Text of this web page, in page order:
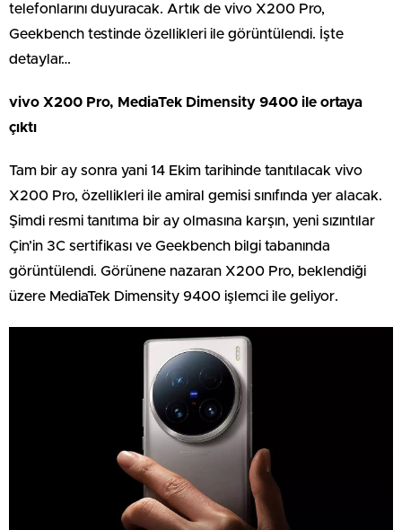
telefonlarını duyuracak. Artık de vivo X200 Pro,
Geekbench testinde özellikleri ile görüntülendi. İşte
detaylar…
vivo X200 Pro, MediaTek Dimensity 9400 ile ortaya
çıktı
Tam bir ay sonra yani 14 Ekim tarihinde tanıtılacak vivo
X200 Pro, özellikleri ile amiral gemisi sınıfında yer alacak.
Şimdi resmi tanıtıma bir ay olmasına karşın, yeni sızıntılar
Çin’in 3C sertifikası ve Geekbench bilgi tabanında
görüntülendi. Görünene nazaran X200 Pro, beklendiği
üzere MediaTek Dimensity 9400 işlemci ile geliyor.